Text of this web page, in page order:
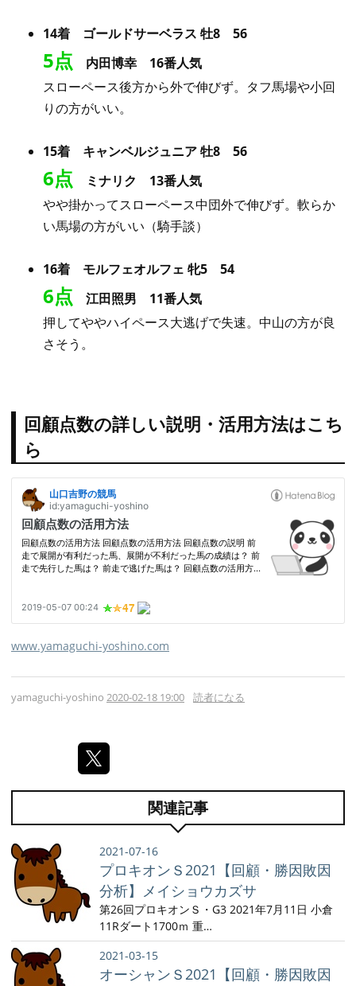
14着 ゴールドサーベラス 牡8 56
5点 内田博幸 16番人気
スローペース後方から外で伸びず。タフ馬場や小回
りの方がいい。
15着 キャンベルジュニア 牡8 56
6点 ミナリク 13番人気
やや掛かってスローペース中団外で伸びず。軟らか
い馬場の方がいい（騎手談）
16着 モルフェオルフェ 牝5 54
6点 江田照男 11番人気
押してややハイペース大逃げで失速。中山の方が良
さそう。
回顧点数の詳しい説明・活用方法はこち
ら
www.yamaguchi-yoshino.com
yamaguchi-yoshino 2020-02-18 19:00 読者になる
関連記事
2021-07-16
プロキオンＳ2021【回顧・勝因敗因
分析】メイショウカズサ
第26回プロキオンＳ・G3 2021年7月11日 小倉
11Rダート1700ｍ 重…
2021-03-15
オーシャンＳ2021【回顧・勝因敗因